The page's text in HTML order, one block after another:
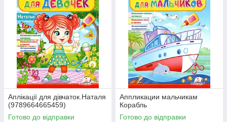
Аплікації для дівчаток.Наталя
(9789664665459)
Готово до відправки
Аппликации мальчикам
Корабль
Готово до відправки